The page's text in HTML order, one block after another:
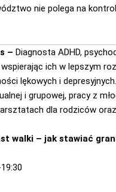
nie polega na
– Diagnosta ADHD,
ich w lepszym
lękowych i
i grupowej, pracy z
dla rodziców
walki – jak stawiać